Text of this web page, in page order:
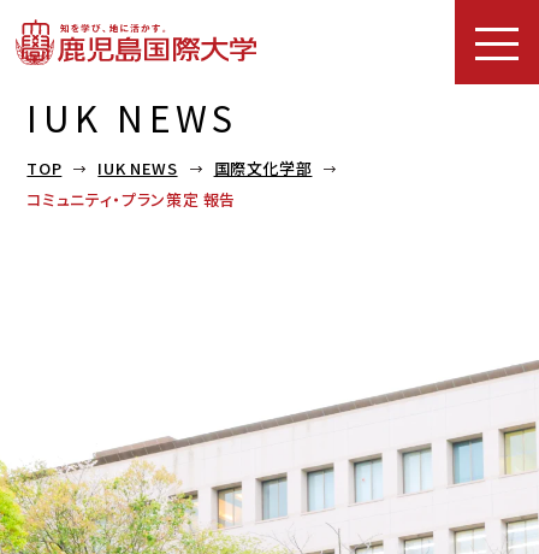
IUK NEWS
TOP IUK NEWS
国際文化学部
コミュニティ・プラン策定 報告